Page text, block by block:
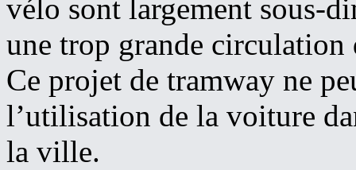
vélo sont largement sous-
une trop grande circulation
Ce projet de tramway ne
l’utilisation de la voiture
la ville.